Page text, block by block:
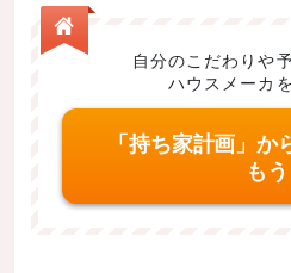
自分のこだわりや
ハウスメーカ
「持ち家計画」
もう